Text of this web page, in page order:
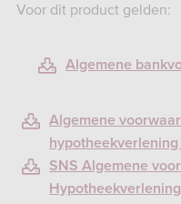
Voor dit product gelden:
Algemene
Algemene
hypotheekverlening
SNS Algemene